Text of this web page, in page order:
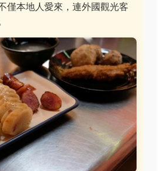
僅本地人愛來，連外國觀光客